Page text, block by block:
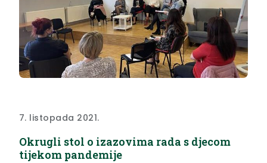
7. listopada 2021.
Okrugli stol o izazovima rada s djecom
tijekom pandemije